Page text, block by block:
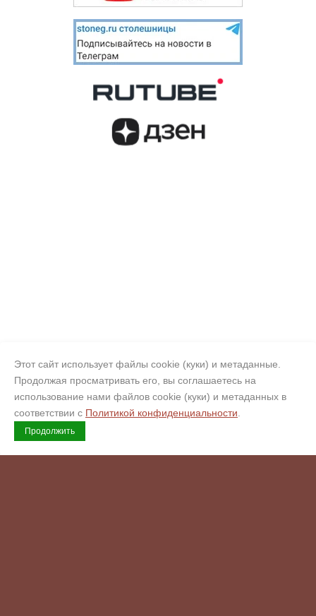
Этот сайт использует файлы cookie (куки) и метаданные.
Продолжая просматривать его, вы соглашаетесь на
использование нами файлов cookie (куки) и метаданных в
соответствии с Политикой конфиденциальности
Продолжить